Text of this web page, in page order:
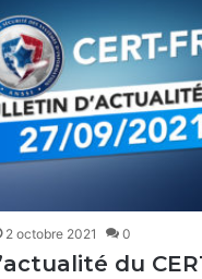
2 octobre 2021 0
du